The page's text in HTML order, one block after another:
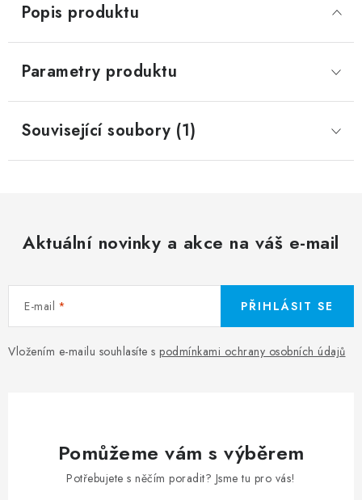
Popis produktu
Parametry produktu
Související soubory (1)
Aktuální novinky a akce na váš e-mail
E-mail
Vložením e-mailu souhlasíte s podmínkami ochrany osobních údajů
PŘIHLÁSIT SE
Pomůžeme vám s výběrem
Potřebujete s něčím poradit? Jsme tu pro vás!